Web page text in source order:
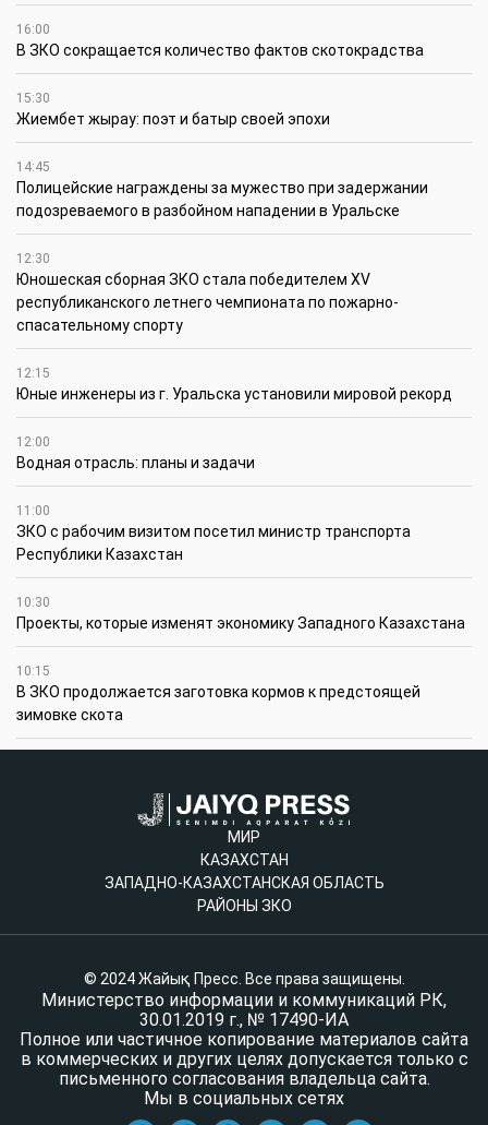
16:00
В ЗКО сокращается количество фактов скотокрадства
15:30
Жиембет жырау: поэт и батыр своей эпохи
14:45
Полицейские награждены за мужество при задержании
подозреваемого в разбойном нападении в Уральске
12:30
Юношеская сборная ЗКО стала победителем XV
республиканского летнего чемпионата по пожарно-
спасательному спорту
12:15
Юные инженеры из г. Уральска установили мировой рекорд
12:00
Водная отрасль: планы и задачи
11:00
ЗКО с рабочим визитом посетил министр транспорта
Республики Казахстан
10:30
Проекты, которые изменят экономику Западного Казахстана
10:15
В ЗКО продолжается заготовка кормов к предстоящей
зимовке скота
МИР
КАЗАХСТАН
ЗАПАДНО-КАЗАХСТАНСКАЯ ОБЛАСТЬ
РАЙОНЫ ЗКО
© 2024 Жайық Пресс. Все права защищены.
Министерство информации и коммуникаций РК,
30.01.2019 г., № 17490-ИА
Полное или частичное копирование материалов сайта
в коммерческих и других целях допускается только с
письменного согласования владельца сайта.
Мы в социальных сетях